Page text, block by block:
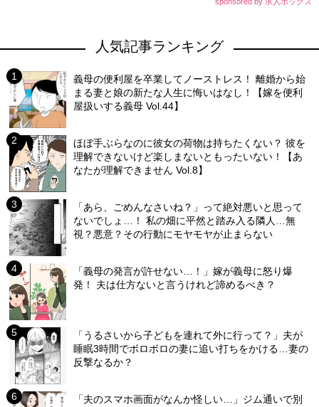
人気記事ランキング
義母の便利屋を卒業してノーストレス！ 離婚から始
まる妻と娘の新たな人生に悔いはなし！【嫁を便利
屋扱いする義母 Vol.44】
ほぼ手ぶらなのに彼女の荷物は持ちたくない？ 彼を
理解できないけど楽しまないともったいない！【あ
なたが理解できません Vol.8】
「あら、ごめんなさいね？」って絶対悪いと思って
ないでしょ…！ 私の畑に平然と踏み入る隣人…無
視？悪意？その行動にモヤモヤが止まらない
「義母の発言が許せない…！」嫁が義母に怒り爆
発！ 夫は仕方ないと言うけれど諦めるべき？
「うるさいから子どもを連れて外に行って？」夫が
睡眠3時間でボロボロの妻に追い打ちをかける…妻の
反撃なるか？
「夫のスマホ画面がなんか怪しい…」ジム通いで別